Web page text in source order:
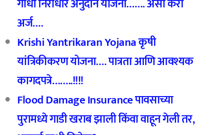
गांधी निराधार अनुदान योजना……. असा करा
अर्ज….
Krishi Yantrikaran Yojana कृषी
यांत्रिकीकरण योजना…. पात्रता आणि आवश्यक
कागदपत्रे……..!!!!
Flood Damage Insurance पावसाच्या
पुरामध्ये गाडी खराब झाली किंवा वाहून गेली तर,